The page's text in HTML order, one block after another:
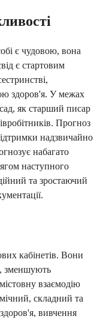
є чудовою, вона
є стартовим
здоров'я. У межах
як старший писар
Прогноз
надзвичайно
набагато
наступного
та зростаючий
кабінетів. Вони
зменшують
взаємодію
складний та
вивчення